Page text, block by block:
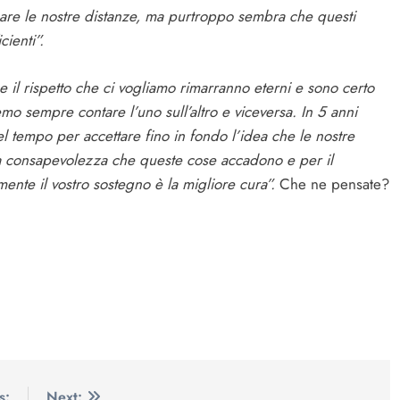
le nostre distanze, ma purtroppo sembra che questi
il rispetto che ci vogliamo rimarranno eterni e sono certo
sempre contare l’uno sull’altro e viceversa. In 5 anni
per accettare fino in fondo l’idea che le nostre
che queste cose accadono e per il
il vostro sostegno è la migliore cura”. Che ne pensate?